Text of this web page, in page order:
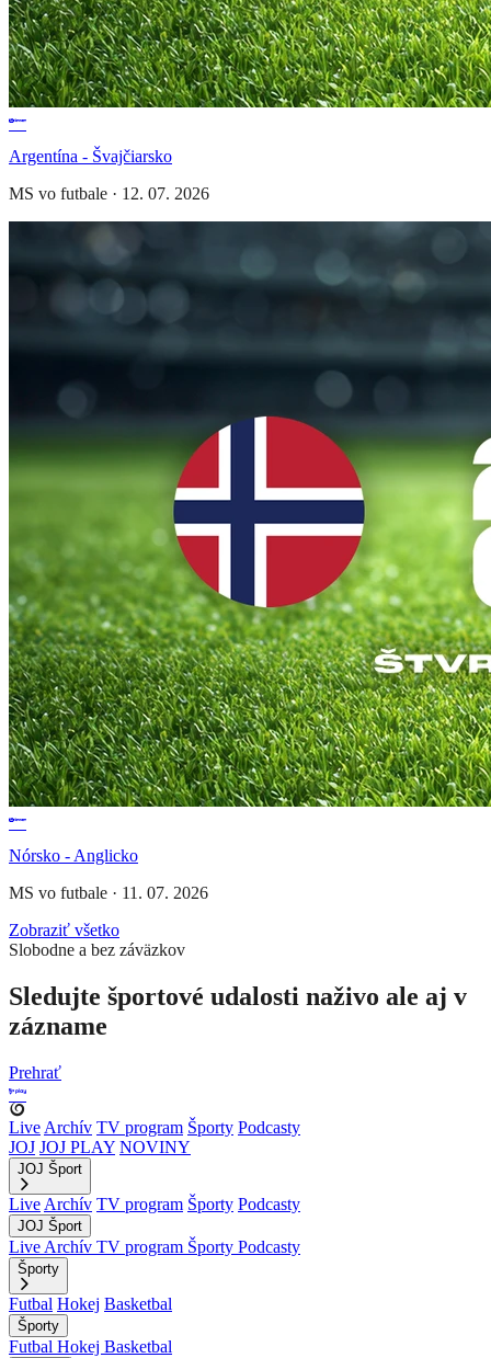
Argentína - Švajčiarsko
MS vo futbale · 12. 07. 2026
Nórsko - Anglicko
MS vo futbale · 11. 07. 2026
Zobraziť všetko
Slobodne a bez záväzkov
Sledujte športové udalosti naživo ale aj v
zázname
Prehrať
Live Archív TV program Športy Podcasty
JOJ JOJ PLAY NOVINY
JOJ Šport
Live Archív TV program Športy Podcasty
JOJ Šport
Live Archív TV program Športy Podcasty
Športy
Futbal Hokej Basketbal
Športy
Futbal Hokej Basketbal